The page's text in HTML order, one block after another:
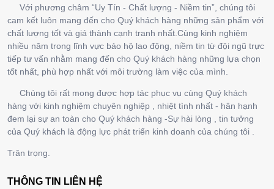
Với phương châm “Uy Tín - Chất lượng - Niềm tin”, chúng tôi
cam kết luôn mang đến cho Quý khách hàng những sản phẩm với
chất lượng tốt và giá thành cạnh tranh nhất.Cùng kinh nghiệm
nhiều năm trong lĩnh vực bảo hộ lao động, niềm tin từ đội ngũ trực
tiếp tư vấn nhằm mang đến cho Quý khách hàng những lựa chọn
tốt nhất, phù hợp nhất với môi trường làm việc của mình.
Chúng tôi rất mong được hợp tác phục vụ cùng Quý khách
hàng với kinh nghiệm chuyên nghiệp , nhiệt tình nhất - hân hạnh
đem lại sự an toàn cho Quý khách hàng -Sự hài lòng , tin tưởng
của Quý khách là động lực phát triển kinh doanh của chúng tôi .
Trân trọng.
THÔNG TIN LIÊN HỆ